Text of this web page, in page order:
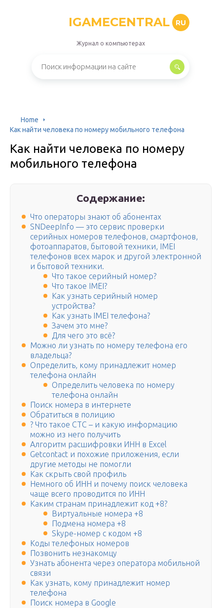
IGAMECENTRAL RU
Журнал о компьютерах
Home
Как найти человека по номеру мобильного телефона
Как найти человека по номеру
мобильного телефона
Содержание:
Что операторы знают об абонентах
SNDeepInfo — это сервис проверки
серийных номеров телефонов, смартфонов,
фотоаппаратов, бытовой техники, IMEI
телефонов всех марок и другой электронной
и бытовой техники.
Что такое серийный номер?
Что такое IMEI?
Как узнать серийный номер
устройства?
Как узнать IMEI телефона?
Зачем это мне?
Для чего это всё?
Можно ли узнать по номеру телефона его
владельца?
Определить, кому принадлежит номер
телефона онлайн
Определить человека по номеру
телефона онлайн
Поиск номера в интернете
Обратиться в полицию
? Что такое СТС – и какую информацию
можно из него получить
Алгоритм расшифровки ИНН в Excel
Getcontact и похожие приложения, если
другие методы не помогли
Как скрыть свой профиль
Немного об ИНН и почему поиск человека
чаще всего проводится по ИНН
Каким странам принадлежит код +8?
Виртуальные номера +8
Подмена номера +8
Skype-номер с кодом +8
Коды телефоных номеров
Позвонить незнакомцу
Узнать абонента через оператора мобильной
связи
Как узнать, кому принадлежит номер
телефона
Поиск номера в Google